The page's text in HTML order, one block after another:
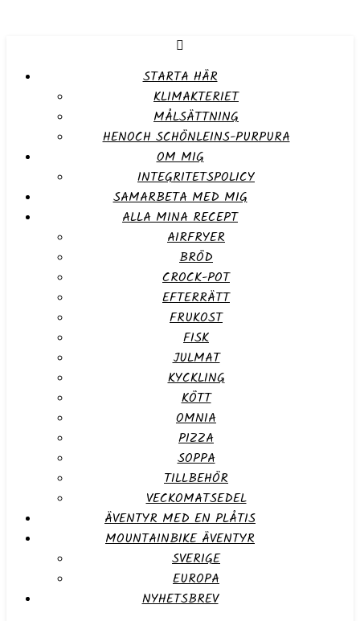
STARTA HÄR
KLIMAKTERIET
MÅLSÄTTNING
HENOCH SCHÖNLEINS-PURPURA
OM MIG
INTEGRITETSPOLICY
SAMARBETA MED MIG
ALLA MINA RECEPT
AIRFRYER
BRÖD
CROCK-POT
EFTERRÄTT
FRUKOST
FISK
JULMAT
KYCKLING
KÖTT
OMNIA
PIZZA
SOPPA
TILLBEHÖR
VECKOMATSEDEL
ÄVENTYR MED EN PLÅTIS
MOUNTAINBIKE ÄVENTYR
SVERIGE
EUROPA
NYHETSBREV